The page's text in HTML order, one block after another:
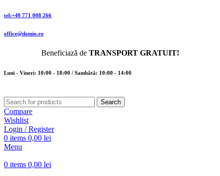
tel:+40 771 008 266
office@domio.ro
Beneficiază de TRANSPORT GRATUIT!
Luni - Vineri: 10:00 - 18:00 / Sambătă: 10:00 - 14:00
Search
Compare
Wishlist
Login / Register
0 items 0,00 lei
Menu
0 items 0,00 lei